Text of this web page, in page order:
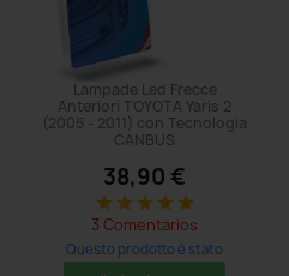
Lampade Led Frecce
Anteriori TOYOTA Yaris 2
(2005 - 2011) con Tecnologia
CANBUS
38,90 €
star star star star star
3 Comentarios
Questo prodotto è stato